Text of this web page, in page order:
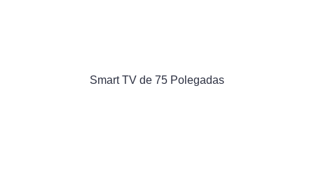
Smart TV de 75 Polegadas